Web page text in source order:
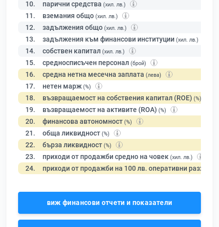
10. парични средства (хил. лв.)
11. вземания общо (хил. лв.)
12. задължения общо (хил. лв.)
13. задължения към финансови институции (хил. лв.)
14. собствен капитал (хил. лв.)
15. средносписъчен персонал (брой)
16. средна нетна месечна заплата (лева)
17. нетен марж (%)
18. възвращаемост на собствения капитал (ROE) (%)
19. възвращаемост на активите (ROA) (%)
20. финансова автономност (%)
21. обща ликвидност (%)
22. бърза ликвидност (%)
23. приходи от продажби средно на човек (хил. лв.)
24. приходи от продажби на 100 лв. оперативни разходи
виж финансови отчети и показатели